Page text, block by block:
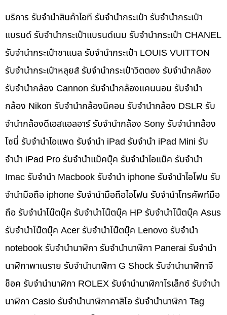
บริการ รับจำนำสินค้าไอที รับจำนำกระเป๋า รับจำนำกระเป๋า
แบรนด์ รับจำนำกระเป๋าแบรนด์เนม รับจำนำกระเป๋า CHANEL
รับจำนำกระเป๋าชาแนล รับจำนำกระเป๋า LOUIS VUITTON
รับจำนำกระเป๋าหลุยส์ รับจำนำกระเป๋าวิตตอง รับจำนำกล้อง
รับจำนำกล้อง Cannon รับจำนำกล้องแคนนอน รับจำนำ
กล้อง Nikon รับจำนำกล้องนิคอน รับจำนำกล้อง DSLR รับ
จำนำกล้องดีเอสแอลอาร์ รับจำนำกล้อง Sony รับจำนำกล้อง
โซนี่ รับจำนำไอแพด รับจำนำ iPad รับจำนำ iPad Mini รับ
จำนำ iPad Pro รับจำนำแม็คบุ๊ค รับจำนำไอแม็ค รับจำนำ
Imac รับจำนำ Macbook รับจำนำ iphone รับจำนำไอโฟน รับ
จำนำมือถือ iphone รับจำนำมือถือไอโฟน รับจำนำโทรศัพท์มือ
ถือ รับจำนำโน๊ตบุ๊ค รับจำนำโน๊ตบุ๊ค HP รับจำนำโน๊ตบุ๊ค Asus
รับจำนำโน๊ตบุ๊ค Acer รับจำนำโน๊ตบุ๊ค Lenovo รับจำนำ
notebook รับจำนำนาฬิกา รับจำนำนาฬิกา Panerai รับจำนำ
นาฬิกาพาเนราย รับจำนำนาฬิกา G Shock รับจำนำนาฬิกาจี
ช็อค รับจำนำนาฬิกา ROLEX รับจำนำนาฬิกาโรเล็กซ์ รับจำนำ
นาฬิกา Casio รับจำนำนาฬิกาคาสิโอ รับจำนำนาฬิกา Tag